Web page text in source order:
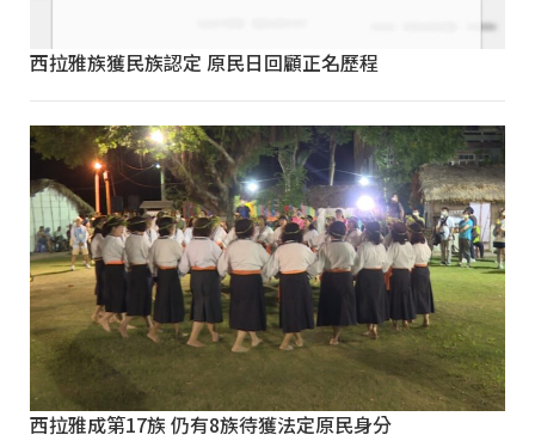
西拉雅族獲民族認定 原民日回顧正名歷程
西拉雅成第17族 仍有8族待獲法定原民身分